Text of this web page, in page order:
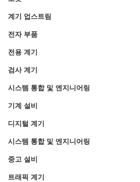
계기 업스트림
전자 부품
전용 계기
검사 계기
시스템 통합 및 엔지니어링
기계 설비
디지털 계기
시스템 통합 및 엔지니어링
중고 설비
트래픽 계기